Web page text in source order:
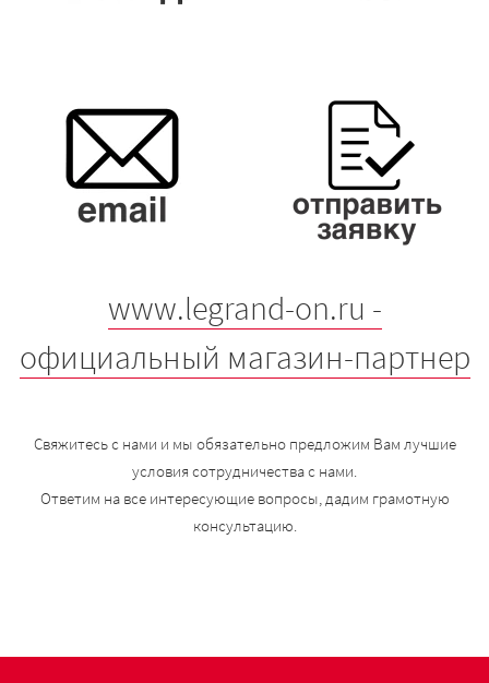
www.legrand-on.ru -
официальный магазин-партнер
Свяжитесь с нами и мы обязательно предложим Вам лучшие
условия сотрудничества с нами.
Ответим на все интересующие вопросы, дадим грамотную
консультацию.